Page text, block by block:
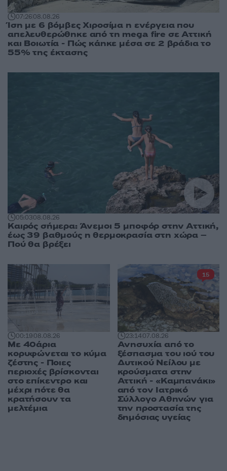
07:2608.08.26
Ίση με 6 βόμβες Χιροσίμα η ενέργεια που
απελευθερώθηκε από τη mega fire σε Αττική
και Βοιωτία - Πώς κάηκε μέσα σε 2 βράδια το
55% της έκτασης
05:0308.08.26
Καιρός σήμερα: Άνεμοι 5 μποφόρ στην Αττική,
έως 39 βαθμούς η θερμοκρασία στη χώρα –
Πού θα βρέξει
00:1908.08.26
Με 40άρια
κορυφώνεται το κύμα
ζέστης - Ποιες
περιοχές βρίσκονται
στο επίκεντρο και
μέχρι πότε θα
κρατήσουν τα
μελτέμια
23:1407.08.26
Ανησυχία από το
ξέσπασμα του ιού του
Δυτικού Νείλου με
κρούσματα στην
Αττική - «Καμπανάκι»
από τον Ιατρικό
Σύλλογο Αθηνών για
την προστασία της
δημόσιας υγείας
15